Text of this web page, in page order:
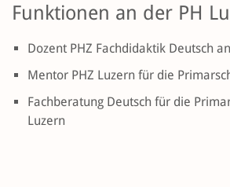
Funktionen an der PH
Dozent PHZ Fachdidaktik Deutsch
Mentor PHZ Luzern für die
Fachberatung Deutsch für die
Luzern